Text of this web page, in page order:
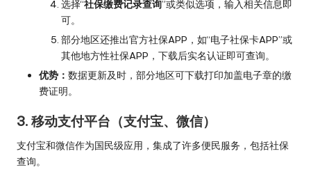
选择“社保缴费记录查询”或类似选项，输入相关信息即
可。
部分地区还推出官方社保APP，如“电子社保卡APP”或
其他地方性社保APP，下载后实名认证即可查询。
优势： 数据更新及时，部分地区可下载打印加盖电子章的缴
费证明。
3. 移动支付平台（支付宝、微信）
支付宝和微信作为国民级应用，集成了许多便民服务，包括社保
查询。